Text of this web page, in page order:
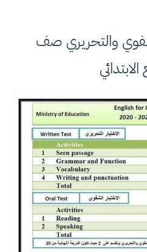
والتحريري صف
الابتدائي